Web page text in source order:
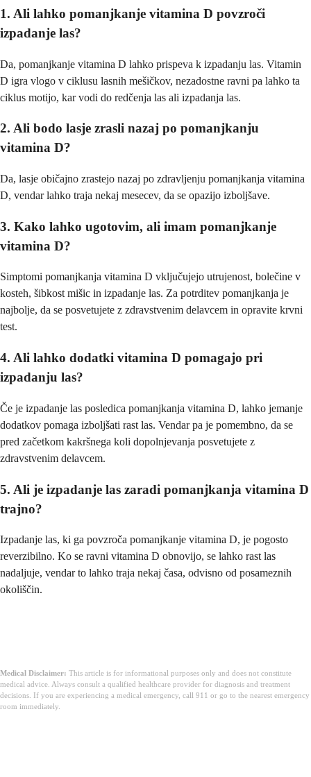
1. Ali lahko pomanjkanje vitamina D povzroči
izpadanje las?
Da, pomanjkanje vitamina D lahko prispeva k izpadanju las. Vitamin
D igra vlogo v ciklusu lasnih mešičkov, nezadostne ravni pa lahko ta
ciklus motijo, kar vodi do redčenja las ali izpadanja las.
2. Ali bodo lasje zrasli nazaj po pomanjkanju
vitamina D?
Da, lasje običajno zrastejo nazaj po zdravljenju pomanjkanja vitamina
D, vendar lahko traja nekaj mesecev, da se opazijo izboljšave.
3. Kako lahko ugotovim, ali imam pomanjkanje
vitamina D?
Simptomi pomanjkanja vitamina D vključujejo utrujenost, bolečine v
kosteh, šibkost mišic in izpadanje las. Za potrditev pomanjkanja je
najbolje, da se posvetujete z zdravstvenim delavcem in opravite krvni
test.
4. Ali lahko dodatki vitamina D pomagajo pri
izpadanju las?
Če je izpadanje las posledica pomanjkanja vitamina D, lahko jemanje
dodatkov pomaga izboljšati rast las. Vendar pa je pomembno, da se
pred začetkom kakršnega koli dopolnjevanja posvetujete z
zdravstvenim delavcem.
5. Ali je izpadanje las zaradi pomanjkanja vitamina D
trajno?
Izpadanje las, ki ga povzroča pomanjkanje vitamina D, je pogosto
reverzibilno. Ko se ravni vitamina D obnovijo, se lahko rast las
nadaljuje, vendar to lahko traja nekaj časa, odvisno od posameznih
okoliščin.
Medical Disclaimer: This article is for informational purposes only and does not constitute
medical advice. Always consult a qualified healthcare provider for diagnosis and treatment
decisions. If you are experiencing a medical emergency, call 911 or go to the nearest emergency
room immediately.